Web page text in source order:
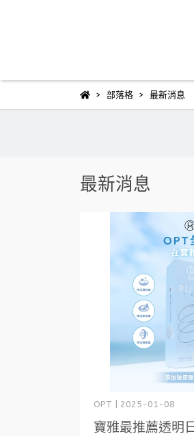
部落格 最新消息
最新消息
寶雅最推薦透明
OPT | 2025-01-08